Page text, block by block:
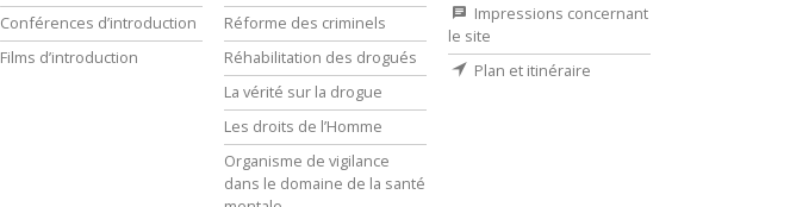
Conférences d’introduction
Films d’introduction
Réforme des criminels
Réhabilitation des drogués
La vérité sur la drogue
Les droits de l’Homme
Organisme de vigilance
dans le domaine de la santé
Impressions concernant
le site
Plan et itinéraire